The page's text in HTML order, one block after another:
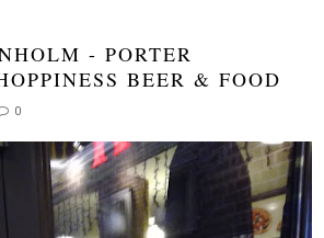
- PORTER
BEER & FOOD
0